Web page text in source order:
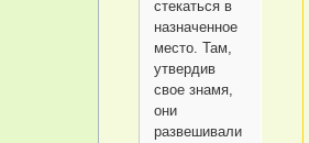
стекаться в
назначенное
место. Там,
утвердив
свое знамя,
они
развешивали